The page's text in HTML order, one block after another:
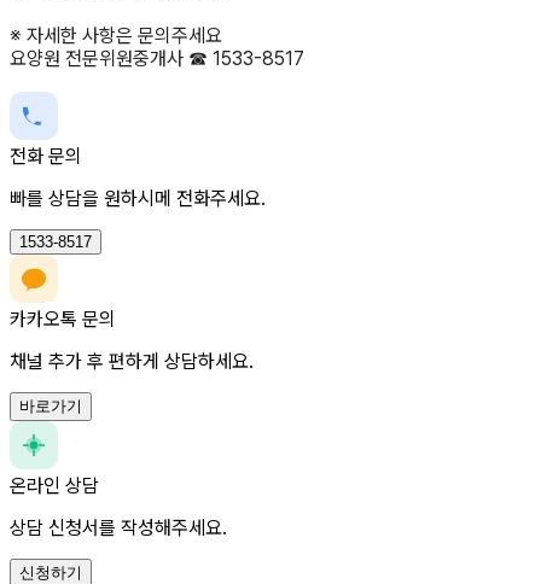
※ 자세한 사항은 문의주세요
요양원 전문위원중개사 ☎ 1533-8517
전화 문의
빠를 상담을 원하시메 전화주세요.
1533-8517
카카오톡 문의
채널 추가 후 편하게 상담하세요.
바로가기
온라인 상담
상담 신청서를 작성해주세요.
신청하기